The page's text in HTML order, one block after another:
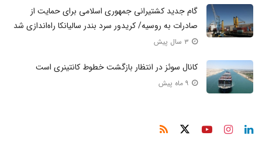
گام جدید کشتیرانی جمهوری اسلامی برای حمایت از
صادرات به روسیه/ کریدور سرد بندر سالیانکا راه‌اندازی شد
کانال سوئز در انتظار بازگشت خطوط کانتینری است